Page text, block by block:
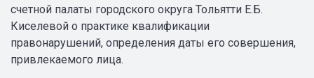
счетной палаты городского округа Тольятти Е.Б.
Киселевой о практике квалификации
правонарушений, определения даты его совершения,
привлекаемого лица.